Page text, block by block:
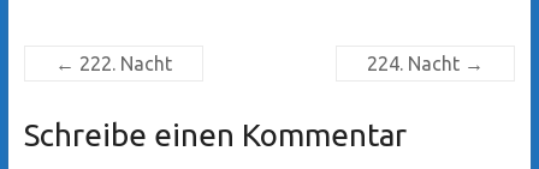
← 222. Nacht 224. Nacht →
Schreibe einen Kommentar